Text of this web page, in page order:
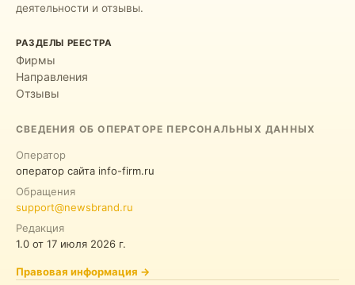
деятельности и отзывы.
РАЗДЕЛЫ РЕЕСТРА
Фирмы
Направления
Отзывы
СВЕДЕНИЯ ОБ ОПЕРАТОРЕ ПЕРСОНАЛЬНЫХ ДАННЫХ
Оператор
оператор сайта info-firm.ru
Обращения
support@newsbrand.ru
Редакция
1.0 от 17 июля 2026 г.
Правовая информация →